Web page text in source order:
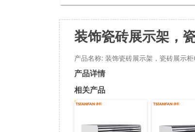
装饰瓷砖展示架，
产品名称: 装饰瓷砖展示架，瓷砖展示柜
产品详情
相关产品